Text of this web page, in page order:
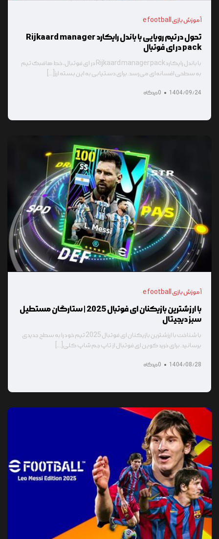
آموزش بازی e football
تحول در تیم رویایی با باندل رایکارد Rijkaard manager
pack در ای فوتبال
با باندل رایکارد Rijkaard manager pack در ای فوتبال، خط هافبک تیم
به سطحی افسانه‌ای می‌رسد. برای دستیابی به این بسته ارز[...]
1404/09/24 0 دیدگاه
آموزش بازی e football
با ارزشترین بازیکنان ای فوتبال 2025 | ستارگان مستطیل
سبز دیجیتال
با شناخت با ارزشترین بازیکنان ای فوتبال 2025 تیم خود را به سطح جدیدی
برسانید. برای خرید کوین ای فوتبال از تاپ جم شاپ کلی[...]
1404/08/28 0 دیدگاه